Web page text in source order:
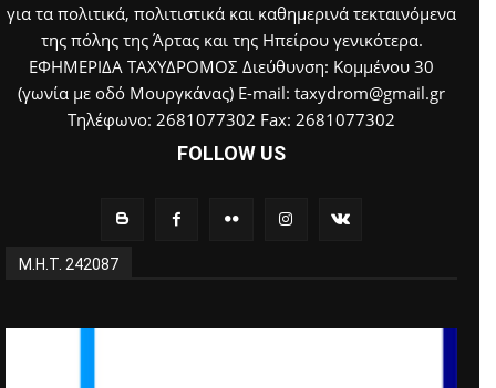
για τα πολιτικά, πολιτιστικά και καθημερινά τεκταινόμενα
της πόλης της Άρτας και της Ηπείρου γενικότερα.
ΕΦΗΜΕΡΙΔΑ ΤΑΧΥΔΡΟΜΟΣ Διεύθυνση: Κομμένου 30
(γωνία με οδό Μουργκάνας) E-mail: taxydrom@gmail.gr
Τηλέφωνο: 2681077302 Fax: 2681077302
FOLLOW US
Μ.Η.Τ. 242087